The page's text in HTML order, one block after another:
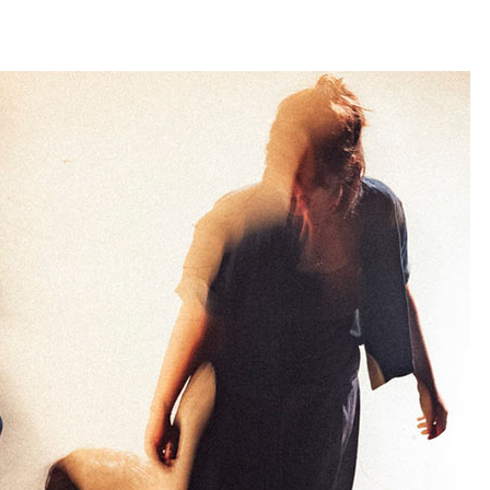
Larunbatean Plentziako Itsas
Martxa ospatuko da
2026/07/07
SOINUGELA: Paul McCartney eta
Ringo Starr-en lan berriak
2026/07/03